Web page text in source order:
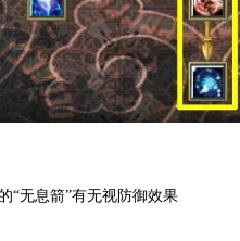
“无息箭”有无视防御效果